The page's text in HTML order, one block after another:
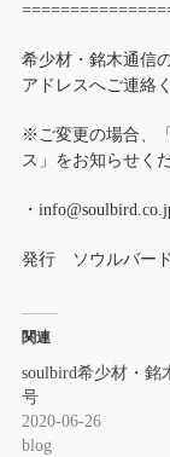
希少材・銘木通信
アドレスへご連絡
※ご変更の場合、
ス」をお知らせく
・
発行 ソウルバー
関連
soulbird希少材・銘
号
2020-06-26
blog